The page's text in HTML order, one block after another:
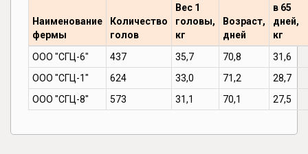
Наименование
фермы
Количество
голов
Вес 1
головы,
кг
Возраст,
дней
в 65
дней,
кг
ООО "СГЦ-6"
437 35,7 70,8
31,6
ООО "СГЦ-1"
624 33,0 71,2
28,7
ООО "СГЦ-8"
573 31,1 70,1 27,5